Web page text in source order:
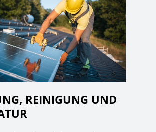
REINIGUNG UND